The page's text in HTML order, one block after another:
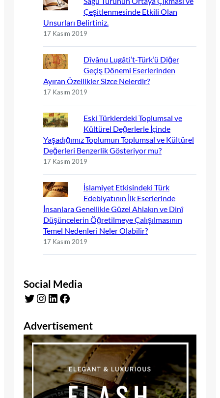
Çeşitlenmesinde Etkili Olan
Unsurları Belirtiniz.
17 Kasım 2019
Dîvânu Lugâti’t-Türk’ü Diğer
Geçiş Dönemi Eserlerinden
Ayıran Özellikler Sizce Nelerdir?
17 Kasım 2019
Eski Türklerdeki Toplumsal ve
Kültürel Değerlerle İçinde
Yaşadığımız Toplumun Toplumsal ve Kültürel
Değerleri Benzerlik Gösteriyor mu?
17 Kasım 2019
İslamiyet Etkisindeki Türk
Edebiyatının İlk Eserlerinde
İnsanlara Genellikle Güzel Ahlakın ve Dinî
Düşüncelerin Öğretilmeye Çalışılmasının
Temel Nedenleri Neler Olabilir?
17 Kasım 2019
Social Media
Twitter Instagram LinkedIn Facebook
Advertisement